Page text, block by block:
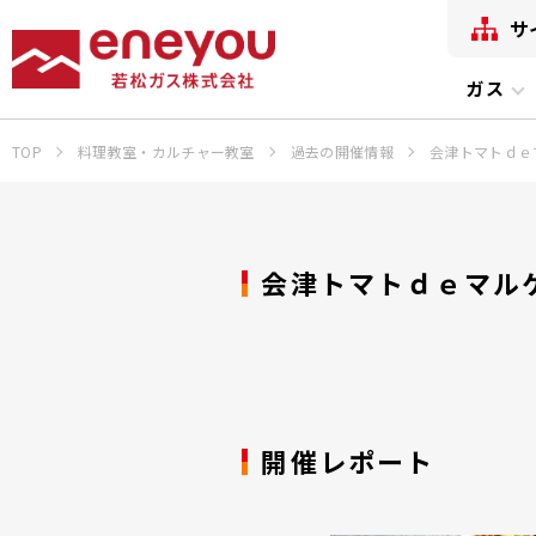
ガス
サ
TOP 料理教室・カルチャー教室 過去の開催情報 会津トマトｄ
会津トマトｄｅマル
開催レポート